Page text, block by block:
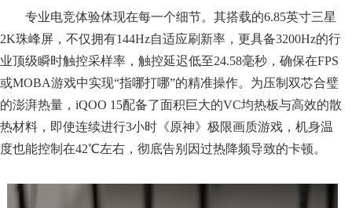
专业电竞体验体现在每一个细节。其搭载的6.85英寸三星
2K珠峰屏，不仅拥有144Hz自适应刷新率，更具备3200Hz的行
业顶级瞬时触控采样率，触控延迟低至24.58毫秒，确保在FPS
或MOBA游戏中实现“指哪打哪”的精准操作。为压制双芯合璧
的澎湃热量，iQOO 15配备了面积巨大的VC均热板与高效的散
热材料，即使连续进行3小时《原神》极限画质游戏，机身温
度也能控制在42℃左右，彻底告别因过热降频导致的卡顿。